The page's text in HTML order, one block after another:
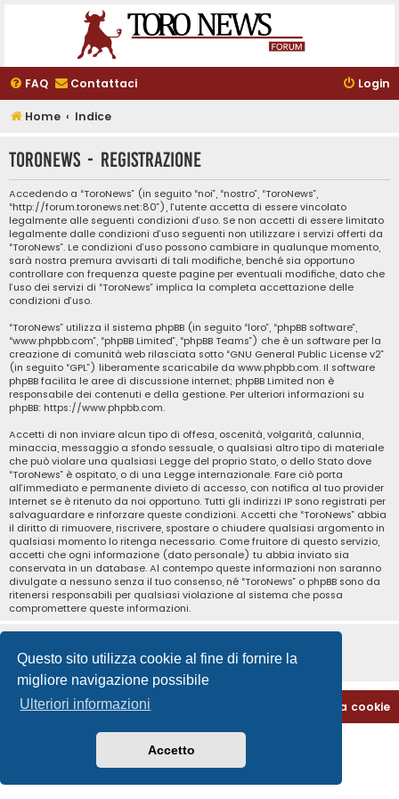
Questo sito utilizza cookie al fine di fornire la
migliore navigazione possibile
Ulteriori informazioni
Accetto
FAQ Contattaci Login
Home Indice
ToroNews - Registrazione
Accedendo a “ToroNews” (in seguito “noi”, “nostro”, “ToroNews”,
“http://forum.toronews.net:80”), l’utente accetta di essere vincolato
legalmente alle seguenti condizioni d’uso. Se non accetti di essere limitato
legalmente dalle condizioni d’uso seguenti non utilizzare i servizi offerti da
“ToroNews”. Le condizioni d’uso possono cambiare in qualunque momento,
sarà nostra premura avvisarti di tali modifiche, benché sia opportuno
controllare con frequenza queste pagine per eventuali modifiche, dato che
l’uso dei servizi di “ToroNews” implica la completa accettazione delle
condizioni d’uso.
“ToroNews” utilizza il sistema phpBB (in seguito “loro”, “phpBB software”,
“www.phpbb.com”, “phpBB Limited”, “phpBB Teams”) che è un software per la
creazione di comunità web rilasciata sotto “GNU General Public License v2”
(in seguito “GPL”) liberamente scaricabile da www.phpbb.com. Il software
phpBB facilita le aree di discussione internet; phpBB Limited non è
responsabile dei contenuti e della gestione. Per ulteriori informazioni su
phpBB: https://www.phpbb.com.
Accetti di non inviare alcun tipo di offesa, oscenità, volgarità, calunnia,
minaccia, messaggio a sfondo sessuale, o qualsiasi altro tipo di materiale
che può violare una qualsiasi Legge del proprio Stato, o dello Stato dove
“ToroNews” è ospitato, o di una Legge internazionale. Fare ciò porta
all’immediato e permanente divieto di accesso, con notifica al tuo provider
Internet se è ritenuto da noi opportuno. Tutti gli indirizzi IP sono registrati per
salvaguardare e rinforzare queste condizioni. Accetti che “ToroNews” abbia
il diritto di rimuovere, riscrivere, spostare o chiudere qualsiasi argomento in
qualsiasi momento lo ritenga necessario. Come fruitore di questo servizio,
accetti che ogni informazione (dato personale) tu abbia inviato sia
conservata in un database. Al contempo queste informazioni non saranno
divulgate a nessuno senza il tuo consenso, né “ToroNews” o phpBB sono da
ritenersi responsabili per qualsiasi violazione al sistema che possa
compromettere queste informazioni.
Home Indice Cancella cookie